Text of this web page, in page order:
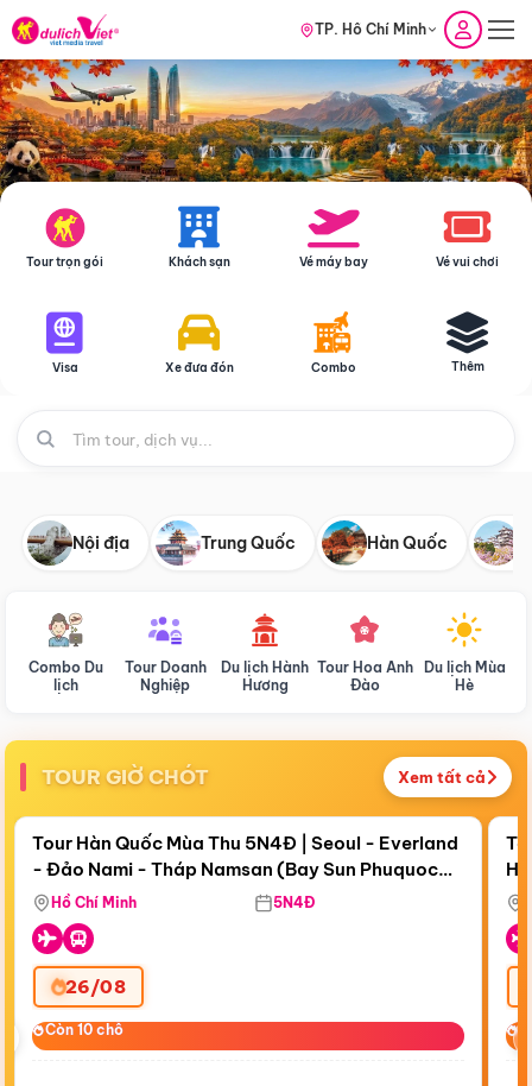
TP. Hồ Chí Minh
Tour trọn gói Khách sạn Vé máy bay Vé vui chơi
Visa Xe đưa đón Combo Thêm
Nội địa Trung Quốc Hàn Quốc
Combo Du
lịch
Tour Doanh
Nghiệp
Du lịch Hành
Hương
Tour Hoa Anh
Đào
Du lịch Mùa
Hè
TOUR GIỜ CHÓT Xem tất cả
Còn17 ngày 19:17:21
Bay Sun Phuquoc Airways
Điểm nổi bật
Tour Hàn Quốc Mùa Thu 5N4Đ | Seoul - Everland
- Đảo Nami - Tháp Namsan (Bay Sun Phuquoc
Airways)
Hồ Chí Minh 5N4Đ
26/08
Còn 10 chỗ
Còn 10 chỗ